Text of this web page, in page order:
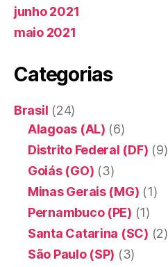
junho 2021
maio 2021
Categorias
Brasil (24)
Alagoas (AL) (6)
Distrito Federal (DF) (9)
Goiás (GO) (3)
Minas Gerais (MG) (1)
Pernambuco (PE) (1)
Santa Catarina (SC) (2)
São Paulo (SP) (3)